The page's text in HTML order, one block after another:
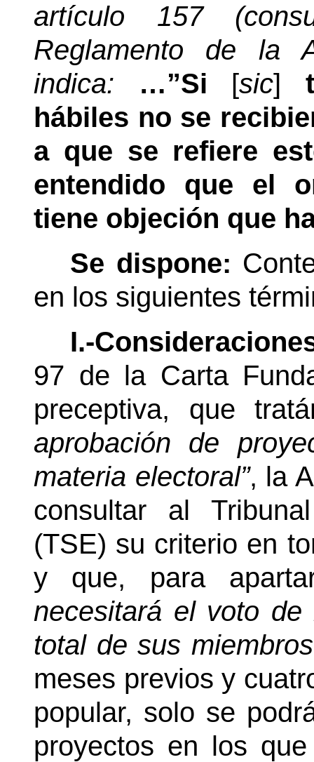
artículo 157
Reglamento de la
indica: …”Si [sic]
hábiles no se
a que se refiere
entendido que el
tiene objeción que
Se dispone:
en los siguientes
I.-
97 de la Carta
preceptiva, que
aprobación de
materia electoral”, la
consultar al
(TSE) su criterio en
y que, para
necesitará el voto
total de sus
meses previos y
popular, solo se
proyectos en los